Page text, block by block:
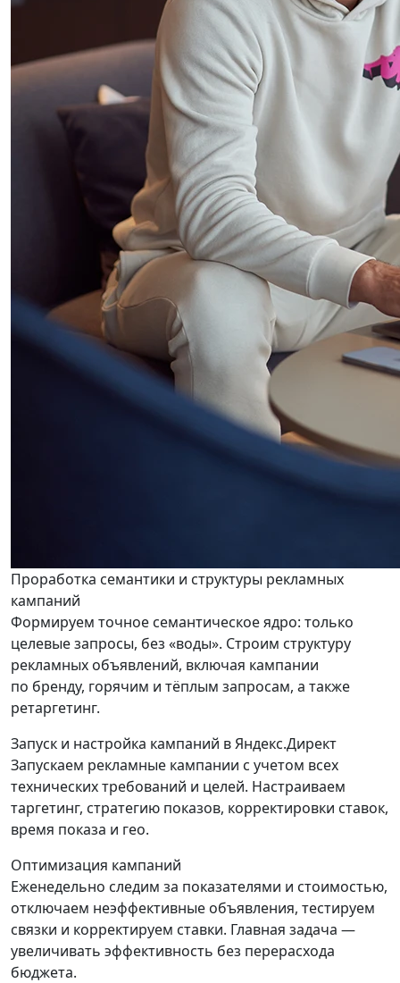
Проработка семантики и структуры рекламных
кампаний
Формируем точное семантическое ядро: только
целевые запросы, без «воды». Строим структуру
рекламных объявлений, включая кампании
по бренду, горячим и тёплым запросам, а также
ретаргетинг.
Запуск и настройка кампаний в Яндекс.Директ
Запускаем рекламные кампании с учетом всех
технических требований и целей. Настраиваем
таргетинг, стратегию показов, корректировки ставок,
время показа и гео.
Оптимизация кампаний
Еженедельно следим за показателями и стоимостью,
отключаем неэффективные объявления, тестируем
связки и корректируем ставки. Главная задача —
увеличивать эффективность без перерасхода
бюджета.